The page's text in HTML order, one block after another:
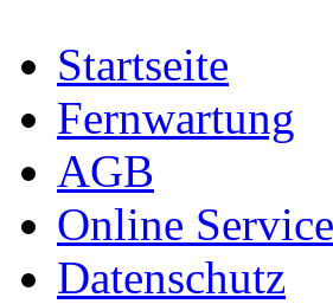
Startseite
Fernwartung
AGB
Online
Datenschutz